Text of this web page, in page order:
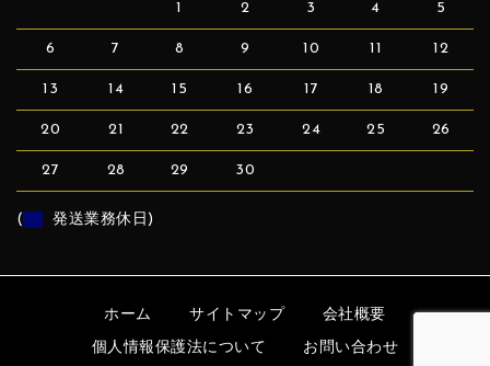
1 2 3 4 5
6 7 8 9 10 11 12
13 14 15 16 17 18 19
20 21 22 23 24 25 26
27 28 29 30
( 発送業務休日)
ホーム サイトマップ 会社概要
個人情報保護法について お問い合わせ